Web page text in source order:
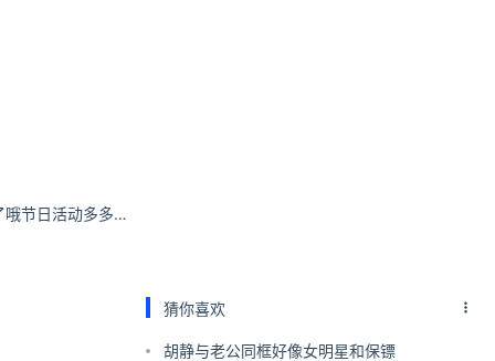
俏妞qiaoniu6上新了哦节日活动多多哦 #俏妞的玩具店# ​​​
猜你喜欢
胡静与老公同框好像女明星和保镖